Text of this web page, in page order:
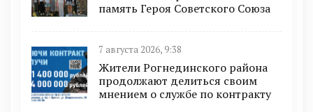
память Героя Советского Союза
7 августа 2026, 9:38
Жители Рогнединского района
продолжают делиться своим
мнением о службе по контракту